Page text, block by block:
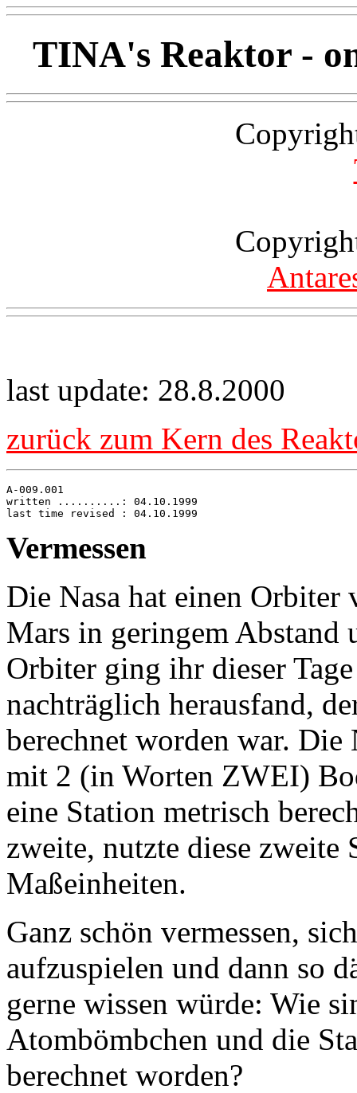
TINA's Reaktor -
last update: 28.8.2000
zurück zum Kern des
A-009.001
written ..........: 04.10.1999
Vermessen
Die Nasa hat einen Orbiter
Mars in geringem Abstand
Orbiter ging ihr dieser
nachträglich herausfand,
berechnet worden war. Die
mit 2 (in Worten ZWEI)
eine Station metrisch
zweite, nutzte diese zweite
Maßeinheiten.
Ganz schön vermessen,
aufzuspielen und dann so
gerne wissen würde: Wie
Atombömbchen und die
berechnet worden?